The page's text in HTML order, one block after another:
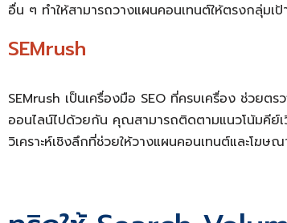
อื่น ๆ ทำให้สามารถวางแผนคอนเทนต์ให้ตรงกลุ่มเ
SEMrush
SEMrush เป็นเครื่องมือ SEO ที่ครบเครื่อง ช่วยต
ออนไลน์ไปด้วยกัน คุณสามารถติดตามแนวโน้มคีย์เ
วิเคราะห์เชิงลึกที่ช่วยให้วางแผนคอนเทนต์และโฆษ